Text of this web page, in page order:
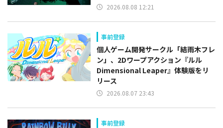
2026.08.08 12:21
事前登録
個人ゲーム開発サークル「結雨木フレ
ン」、2Dワープアクション『ルル
Dimensional Leaper』体験版をリ
リース
2026.08.07 23:43
事前登録